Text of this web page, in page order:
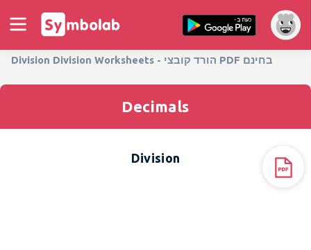
Division Division Worksheets - הורד קובצי PDF בחינם
Decimals
Division